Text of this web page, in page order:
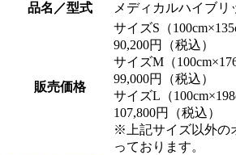
品名／型式
メディカルハイブリ
販売価格
サイズS（
90,200円（税込）
サイズM（
99,000円（税込）
サイズL（
107,800円（税込）
※上記サイズ以外の
っております。